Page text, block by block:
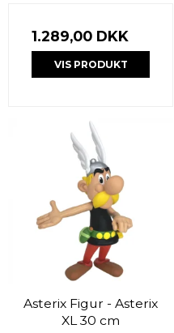
1.289,00 DKK
VIS PRODUKT
Asterix Figur - Asterix
XL 30 cm